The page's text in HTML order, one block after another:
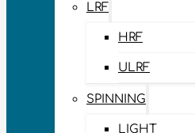
LRF
HRF
ULRF
SPINNING
LIGHT